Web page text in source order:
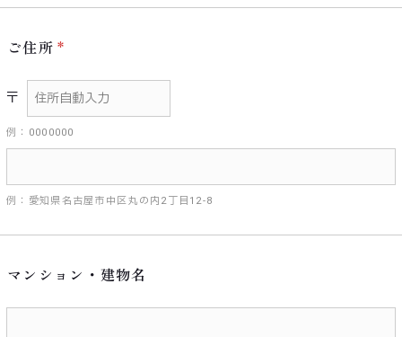
ご住所
〒
例：0000000
例：愛知県名古屋市中区丸の内2丁目12-8
マンション・建物名